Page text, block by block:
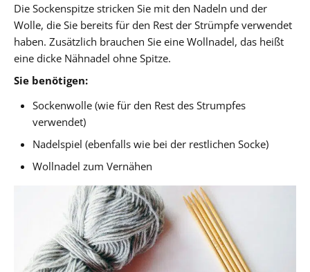
Die Sockenspitze stricken Sie mit den Nadeln und der
Wolle, die Sie bereits für den Rest der Strümpfe verwendet
haben. Zusätzlich brauchen Sie eine Wollnadel, das heißt
eine dicke Nähnadel ohne Spitze.
Sie benötigen:
Sockenwolle (wie für den Rest des Strumpfes
verwendet)
Nadelspiel (ebenfalls wie bei der restlichen Socke)
Wollnadel zum Vernähen